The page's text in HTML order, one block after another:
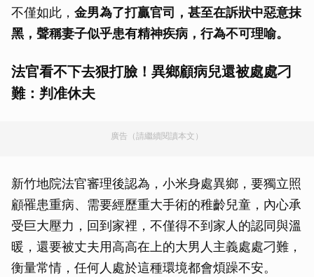
不僅如此， 金男為了打贏官司，甚至在訴狀中惡意抹
黑，聲稱妻子似乎患有精神疾病，行為不可理喻。
法官看不下去狠打臉！異鄉顧病兒還被處處刁
難：判准休夫
廣告（請繼續閱讀本文）
新竹地院法官審理後認為，小米身處異鄉，要獨立照
顧罹患重病、需要經歷重大手術的稚齡兒童，內心承
受巨大壓力，回到家裡，不僅得不到家人的認同與溫
暖，還要被丈夫用高高在上的大男人主義處處刁難，
衡量常情，任何人處於這種環境都會煩躁不安。